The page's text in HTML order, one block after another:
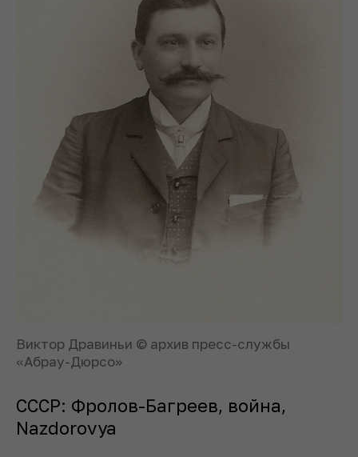
Виктор Дравиньи © архив пресс-службы
«Абрау-Дюрсо»
СССР: Фролов-Багреев, война,
Nazdorovya